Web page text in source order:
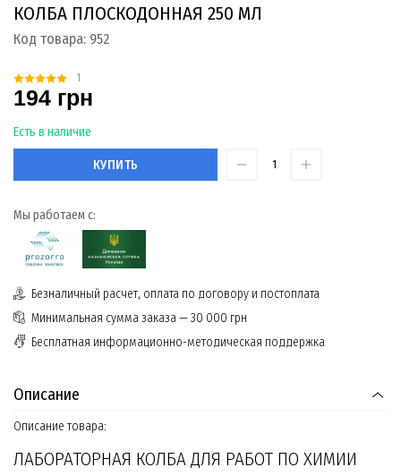
КОЛБА ПЛОСКОДОННАЯ 250 МЛ
Код товара: 952
1
194 грн
Есть в наличие
КУПИТЬ
Мы работаем с:
Безналичный расчет, оплата по договору и постоплата
Минимальная сумма заказа — 30 000 грн
Бесплатная информационно-методическая поддержка
Описание
Описание товара:
ЛАБОРАТОРНАЯ КОЛБА ДЛЯ РАБОТ ПО ХИМИИ